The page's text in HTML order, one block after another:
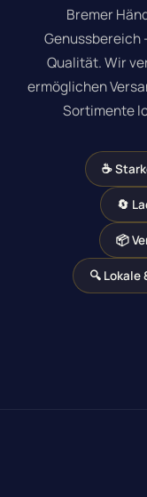
Bremer
Genussbereich
Qualität. Wir
ermöglichen
Sortimente
☕
🔄
📦
🔍